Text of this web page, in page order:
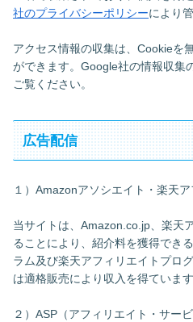
社のプライバシーポリシーにより
アクセス情報の収集は、Cookieを
ができます。Google社の情報収集
ご覧ください。
広告配信
１）Amazonアソシエイト・楽天
当サイトは、Amazon.co.jp、楽天
ることにより、紹介料を獲得でき
ラム及び楽天アフィリエイトプロ
は適格販売により収入を得ています
２）ASP（アフィリエイト・サー